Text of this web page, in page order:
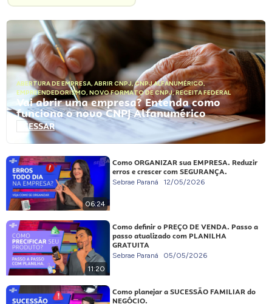
ABERTURA DE EMPRESA, ABRIR CNPJ,CNPJ ALFANUMÉRICO,
EMPREENDEDORISMO, NOVO FORMATO DE CNPJ,RECEITA FEDERAL
Vai abrir uma empresa? Entenda como
funciona o novo CNPJ Alfanumérico
ACESSAR
06:24
Como ORGANIZAR sua EMPRESA. Reduzir
erros e crescer com SEGURANÇA.
Sebrae Paraná 12/05/2026
11:20
Como definir o PREÇO DE VENDA. Passo a
passo atualizado com PLANILHA
GRATUITA
Sebrae Paraná 05/05/2026
Como planejar a SUCESSÃO FAMILIAR do
NEGÓCIO.